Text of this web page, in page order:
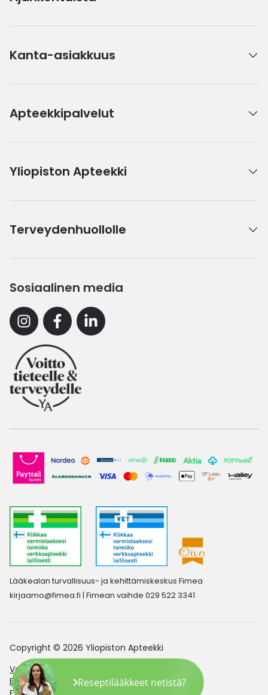
Reseptilääkkeet netistä?
Kanta-asiakkuus
Apteekkipalvelut
Yliopiston Apteekki
Terveydenhuollolle
Sosiaalinen media
InstagramFacebookLinkedin
Lääkealan turvallisuus- ja kehittämiskeskus Fimea
kirjaamo@fimea.fi | Fimean vaihde 029 522 3341
Copyright © 2026 Yliopiston Apteekki
Verkkoapteekin saavutettavuusseloste
Evästeasetukset